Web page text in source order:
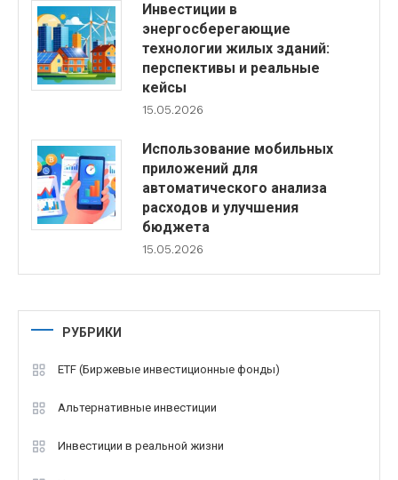
Инвестиции в
энергосберегающие
технологии жилых зданий:
перспективы и реальные
кейсы
15.05.2026
Использование мобильных
приложений для
автоматического анализа
расходов и улучшения
бюджета
15.05.2026
РУБРИКИ
ETF (Биржевые инвестиционные фонды)
Альтернативные инвестиции
Инвестиции в реальной жизни